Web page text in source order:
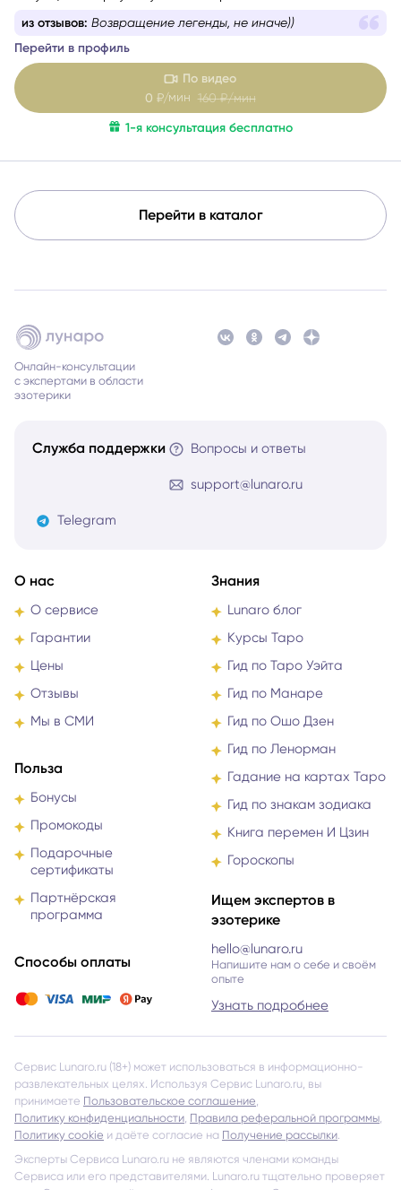
Со мной можно говорить честно и без страха быть
осуждённой. Я мягко и бережно проведу вас через
сложные эмоции, помогу увидеть перспективу и найти
решение, которое принесёт облегчение.
реальностью на 💯 %
Перейти в профиль
По видео
0 ₽/мин160 ₽/мин
Перейти в каталог
Онлайн-консультации
Вопросы и ответы
О нас
О сервисе
Гарантии
Цены
Отзывы
Польза
Бонусы
Промокоды
Подарочные
сертификаты
Партнёрская
Способы оплаты
Знания
Lunaro блог
Курсы Таро
Гид по Таро Уэйта
Гид по Манаре
Гид по Ошо Дзен
Гид по Ленорман
Гадание на картах Таро
Гид по знакам зодиака
Книга перемен И Цзин
Ищем экспертов в
эзотерике
hello@lunaro.ru
опыте
Узнать подробнее
Сервис Lunaro.ru (18+) может использоваться в информационно-
развлекательных целях. Используя Сервис Lunaro.ru, вы
принимаете
Пользовательское соглашение
Политику конфиденциальности
Правила реферальной программы
Политику cookie и даёте согласие на Получение рассылки.